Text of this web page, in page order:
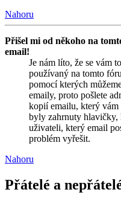
Nahoru
Přišel mi od někoho na
email!
Je nám líto, že se vám
používaný na tomto
pomocí kterých
emaily, proto pošlete
kopií emailu, který vám
byly zahrnuty hlavičky,
uživateli, který email
problém vyřešit.
Nahoru
Přátelé a